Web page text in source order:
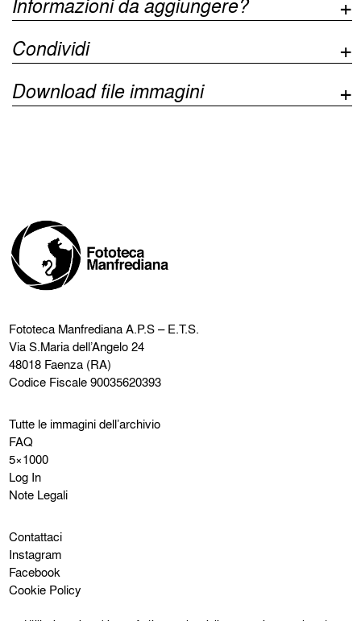
Informazioni da aggiungere?
Condividi
Download file immagini
Fototeca ManfredianaA.P.S – E.T.S.
Via S.Maria dell’Angelo 24
48018 Faenza (RA)
Codice Fiscale 90035620393
Tutte le immagini dell’archivio
FAQ
5×1000
Log In
Note Legali
Contattaci
Instagram
Facebook
Cookie Policy